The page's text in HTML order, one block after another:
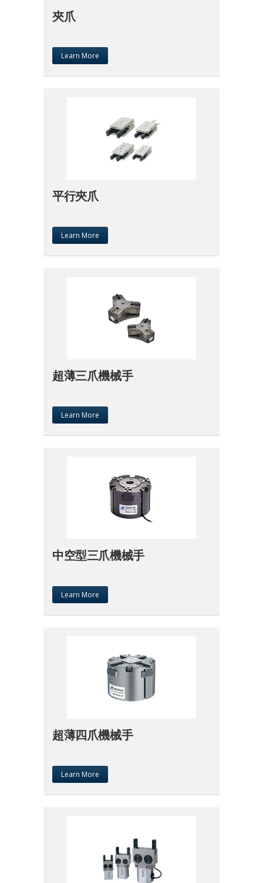
夾爪
Learn More
平行夾爪
Learn More
超薄三爪機械手
Learn More
中空型三爪機械手
Learn More
超薄四爪機械手
Learn More